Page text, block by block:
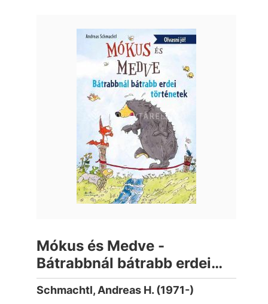
Mókus és Medve -
Bátrabbnál bátrabb erdei
történetek
Schmachtl, Andreas H. (1971-)